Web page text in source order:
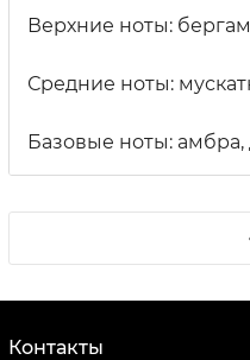
Верхние ноты:
Средние ноты:
Базовые ноты:
Контакты